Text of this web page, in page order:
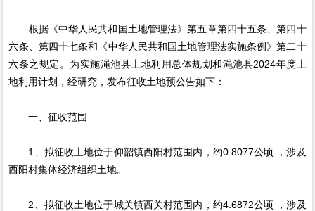
根据《中华人民共和国土地管理法》第五章第四十五条、第四十
六条、第四十七条和《中华人民共和国土地管理法实施条例》第二十
六条之规定。为实施渑池县土地利用总体规划和渑池县2024年度土
地利用计划，经研究，发布征收土地预公告如下：
一、征收范围
1、拟征收土地位于仰韶镇西阳村范围内，约0.8077公顷 ，涉及
西阳村集体经济组织土地。
2、拟征收土地位于城关镇西关村范围内，约4.6872公顷 ，涉及